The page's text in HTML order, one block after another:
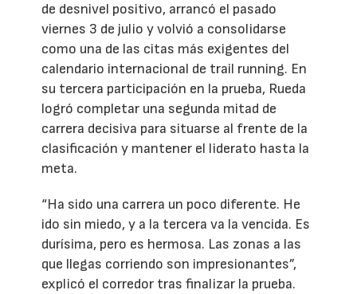
de desnivel positivo, arrancó el pasado
viernes 3 de julio y volvió a consolidarse
como una de las citas más exigentes del
calendario internacional de trail running. En
su tercera participación en la prueba, Rueda
logró completar una segunda mitad de
carrera decisiva para situarse al frente de la
clasificación y mantener el liderato hasta la
meta.
“Ha sido una carrera un poco diferente. He
ido sin miedo, y a la tercera va la vencida. Es
durísima, pero es hermosa. Las zonas a las
que llegas corriendo son impresionantes”,
explicó el corredor tras finalizar la prueba.